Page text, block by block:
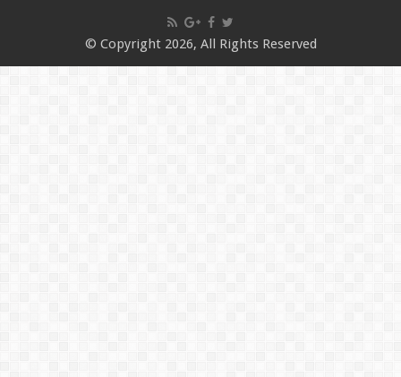
© Copyright 2026, All Rights Reserved